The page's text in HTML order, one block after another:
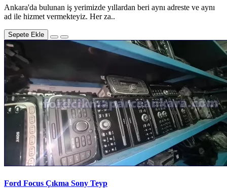
Ankara'da bulunan iş yerimizde yıllardan beri aynı adreste ve aynı
ad ile hizmet vermekteyiz. Her za..
Sepete Ekle
Ford Focus Çıkma Sony Teyp